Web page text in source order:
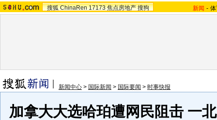
搜狐 ChinaRen 17173 焦点房地产 搜狗 新闻 -
新闻中心 > 国际新闻 > 国际要闻 > 时事快报
加拿大大选哈珀遭网民阻击 一